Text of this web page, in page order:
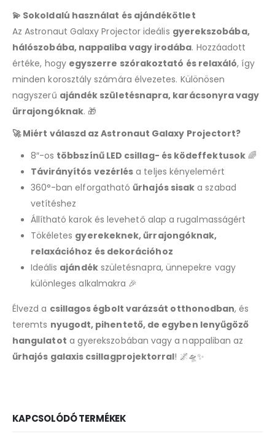
💫 Sokoldalú használat és ajándékötlet
Az Astronaut Galaxy Projector ideális gyerekszobába,
hálószobába, nappaliba vagy irodába. Hozzáadott
értéke, hogy egyszerre szórakoztató és relaxáló, így
minden korosztály számára élvezetes. Különösen
nagyszerű ajándék születésnapra, karácsonyra vagy
űrrajongóknak. 🎁
🚀 Miért válaszd az Astronaut Galaxy Projectort?
8″-os többszínű LED csillag- és ködeffektusok🌈
Távirányítós vezérlés a teljes kényelemért
360°-ban elforgathatóűrhajós sisak a szabad
vetítéshez
Állítható karok és levehető alap a rugalmasságért
Tökéletes gyerekeknek, űrrajongóknak,
relaxációhoz és dekorációhoz
Ideális ajándékszületésnapra, ünnepekre vagy
különleges alkalmakra 🎉
Élvezd a csillagos égbolt varázsát otthonodban, és
teremts nyugodt, pihentető, de egyben lenyűgöző
hangulatot a gyerekszobában vagy a nappaliban az
űrhajós galaxis csillagprojektorral! 🌌🛸✨
KAPCSOLÓDÓ TERMÉKEK